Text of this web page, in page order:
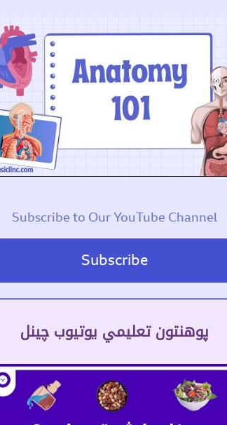
Subscribe to Our YouTube Channel
Subscribe
پوهنتون تعلیمي یوتیوب چینل